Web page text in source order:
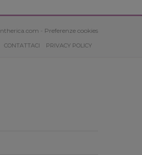
- Preferenze cookies
CONTATTACI PRIVACY POLICY